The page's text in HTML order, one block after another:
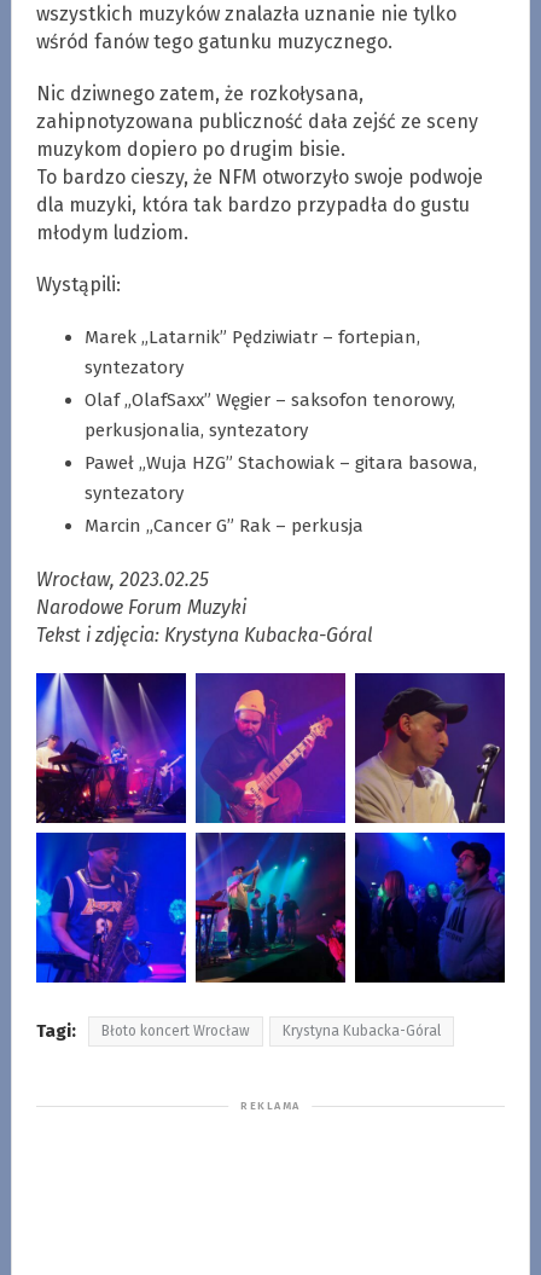
wszystkich muzyków znalazła uznanie nie tylko
wśród fanów tego gatunku muzycznego.
Nic dziwnego zatem, że rozkołysana,
zahipnotyzowana publiczność dała zejść ze sceny
muzykom dopiero po drugim bisie.
To bardzo cieszy, że NFM otworzyło swoje podwoje
dla muzyki, która tak bardzo przypadła do gustu
młodym ludziom.
Wystąpili:
Marek „Latarnik” Pędziwiatr – fortepian,
syntezatory
Olaf „OlafSaxx” Węgier – saksofon tenorowy,
perkusjonalia, syntezatory
Paweł „Wuja HZG” Stachowiak – gitara basowa,
syntezatory
Marcin „Cancer G” Rak – perkusja
Wrocław, 2023.02.25
Narodowe Forum Muzyki
Tekst i zdjęcia: Krystyna Kubacka-Góral
Tagi: Błoto koncert Wrocław Krystyna Kubacka-Góral